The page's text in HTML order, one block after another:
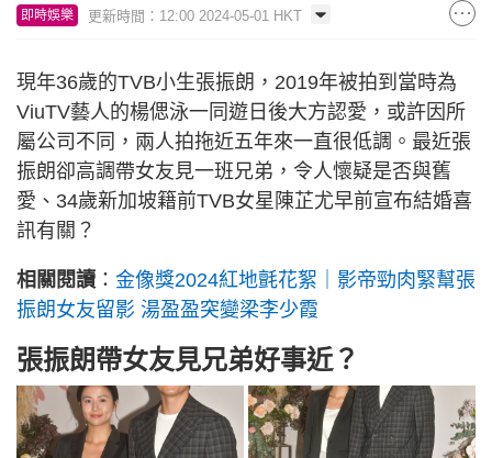
即時娛樂 更新時間：12:00 2024-05-01 HKT
現年36歲的TVB小生張振朗，2019年被拍到當時為
ViuTV藝人的楊偲泳一同遊日後大方認愛，或許因所
屬公司不同，兩人拍拖近五年來一直很低調。最近張
振朗卻高調帶女友見一班兄弟，令人懷疑是否與舊
愛、34歲新加坡籍前TVB女星陳芷尤早前宣布結婚喜
訊有關？
相關閱讀 ： 金像獎2024紅地氈花絮｜影帝勁肉緊幫張
振朗女友留影 湯盈盈突變梁李少霞
張振朗帶女友見兄弟好事近？